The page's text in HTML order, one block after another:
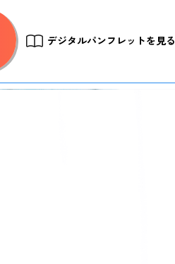
デジタルパンフレットを見る